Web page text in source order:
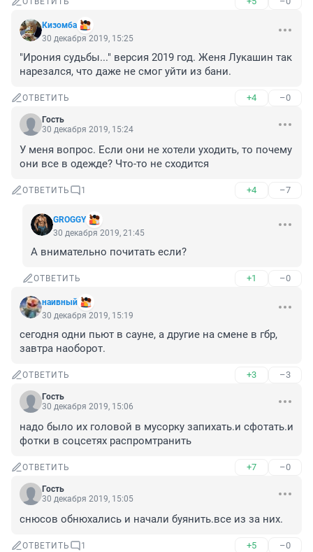
Кизомба
30 декабря 2019, 15:25
"Ирония судьбы..." версия 2019 год. Женя Лукашин так
нарезался, что даже не смог уйти из бани.
ОТВЕТИТЬ +4 –0
Гость
30 декабря 2019, 15:24
У меня вопрос. Если они не хотели уходить, то почему
они все в одежде? Что-то не сходится
ОТВЕТИТЬ 1 +4 –7
GROGGY
30 декабря 2019, 21:45
А внимательно почитать если?
ОТВЕТИТЬ +1 –0
наивный
30 декабря 2019, 15:19
сегодня одни пьют в сауне, а другие на смене в гбр,
завтра наоборот.
ОТВЕТИТЬ +3 –3
Гость
30 декабря 2019, 15:06
надо было их головой в мусорку запихать.и сфотать.и
фотки в соцсетях распромтранить
ОТВЕТИТЬ +7 –0
Гость
30 декабря 2019, 15:05
снюсов обнюхались и начали буянить.все из за них.
ОТВЕТИТЬ 1 +5 –0